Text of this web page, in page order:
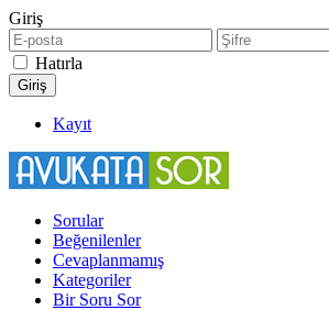
Giriş
Hatırla
Kayıt
Sorular
Beğenilenler
Cevaplanmamış
Kategoriler
Bir Soru Sor